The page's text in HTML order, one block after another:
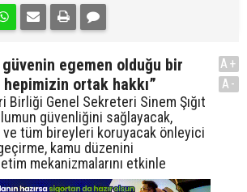
egemen olduğu bir
ortak hakkı”
Birliği Genel Sekreteri Sinem Şığıt
güvenliğini sağlayacak,
ve tüm bireyleri koruyacak önleyici
kamu düzenini
mekanizmalarını etkinle
A+
A-